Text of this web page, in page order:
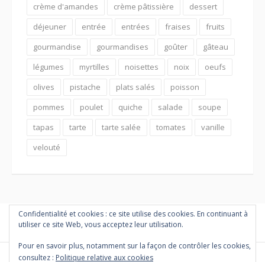
crème d'amandes
crème pâtissière
dessert
déjeuner
entrée entrées fraises
fruits
gourmandise
gourmandises goûter
gâteau
légumes
myrtilles noisettes noix
oeufs
olives
pistache plats salés
poisson
pommes
poulet quiche salade
soupe
tapas
tarte tarte salée tomates
vanille
velouté
Confidentialité et cookies : ce site utilise des cookies. En continuant à
utiliser ce site Web, vous acceptez leur utilisation.
Pour en savoir plus, notamment sur la façon de contrôler les cookies,
consultez : Politique relative aux cookies